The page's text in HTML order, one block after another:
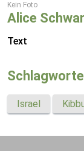
Kein Foto
Alice
Text
Schlagworte
Israel